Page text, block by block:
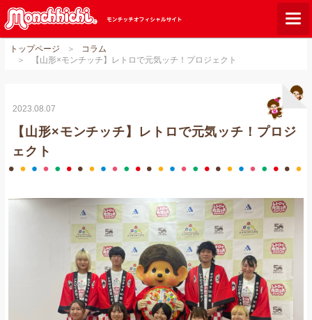
モンチッチとは？
グッズ
ご当地モンチッチ
オンラインショップ
トップページ
コラム
【山形×モンチッチ】レトロで元気ッチ！プロジェクト
2023.08.07
【山形×モンチッチ】レトロで元気ッチ！プロジ
ェクト